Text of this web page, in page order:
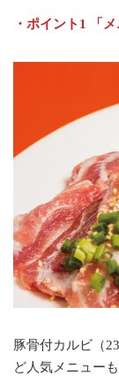
・ポイント1 「
豚骨付カルビ（
ど人気メニュー